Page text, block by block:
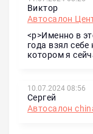
Виктор
Автосалон
<p>Именно в
года взял
котором я
10.07.2024 08:56
Сергей
Автосалон